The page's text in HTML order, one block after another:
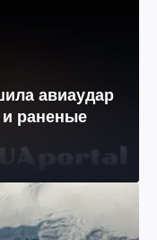
авиаудар
раненые